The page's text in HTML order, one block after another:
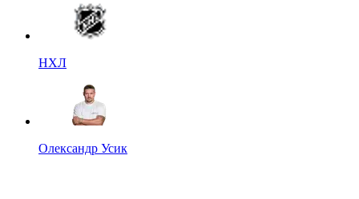
НХЛ
Олександр Усик